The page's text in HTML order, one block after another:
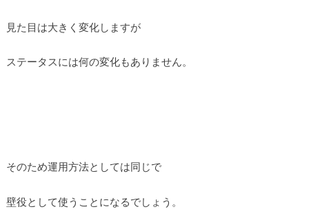
見た目は大きく変化しますが
ステータスには何の変化もありません。
そのため運用方法としては同じで
壁役として使うことになるでしょう。